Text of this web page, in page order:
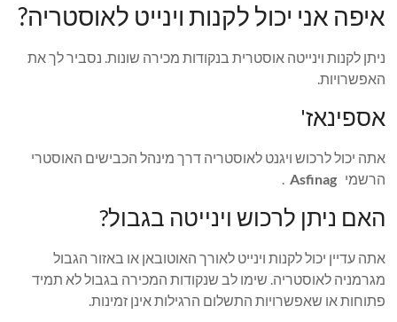
איפה אני יכול לקנות וינייט לאוסטריה?
ניתן לקנות וינייטה אוסטרית בנקודות מכירה שונות. נסביר לך את
האפשרויות.
אספינאז'
אתה יכול לרכוש ויגנט לאוסטריה דרך מינהל הכבישים האוסטרי
הרשמיAsfinag
.
האם ניתן לרכוש וינייטה בגבול?
אתה עדיין יכול לקנות וינייט לאורך האוטובאן או באזור הגבול
מגרמניה לאוסטריה. שימו לב שנקודות המכירה בגבול לא תמיד
פתוחות או שאפשרויות התשלום הרגילות אינן זמינות.